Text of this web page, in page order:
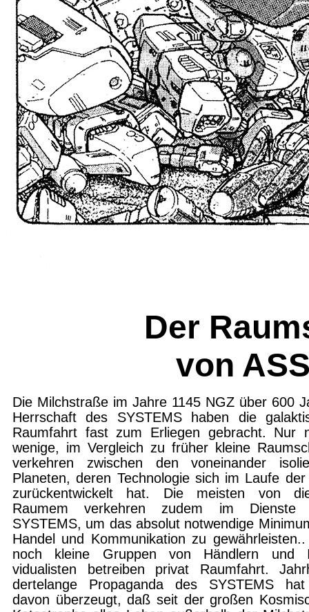
Der
von
Die Milchstraße im Jahre 1145 NGZ über 600
Herrschaft des SYSTEMS haben die
Raumfahrt fast zum Erliegen gebracht. Nur
wenige, im Vergleich zu früher kleine
verkehren zwischen den voneinander
Planeten, deren Technologie sich im Laufe
zurückentwickelt hat. Die meisten von
Raumem verkehren zudem im Dienste
SYSTEMS, um das absolut notwendige
Handel und Kommunikation zu
noch kleine Gruppen von Händlern und
vidualisten betreiben privat Raumfahrt.
dertelange Propaganda des SYSTEMS
davon überzeugt, daß seit der großen